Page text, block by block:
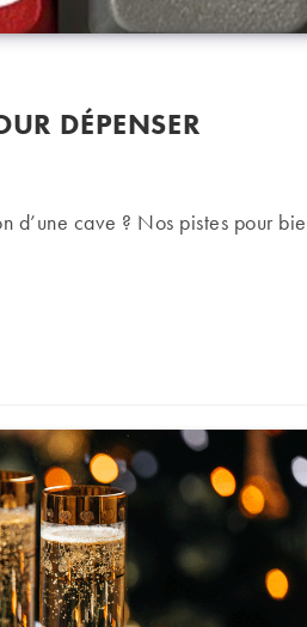
DÉPENSER
d’une cave ? Nos pistes pour
vos étrennes